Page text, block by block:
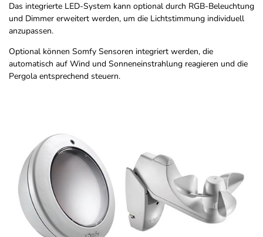
Das integrierte LED-System kann optional durch RGB-Beleuchtung
und Dimmer erweitert werden, um die Lichtstimmung individuell
anzupassen.
Optional können Somfy Sensoren integriert werden, die
automatisch auf Wind und Sonneneinstrahlung reagieren und die
Pergola entsprechend steuern.